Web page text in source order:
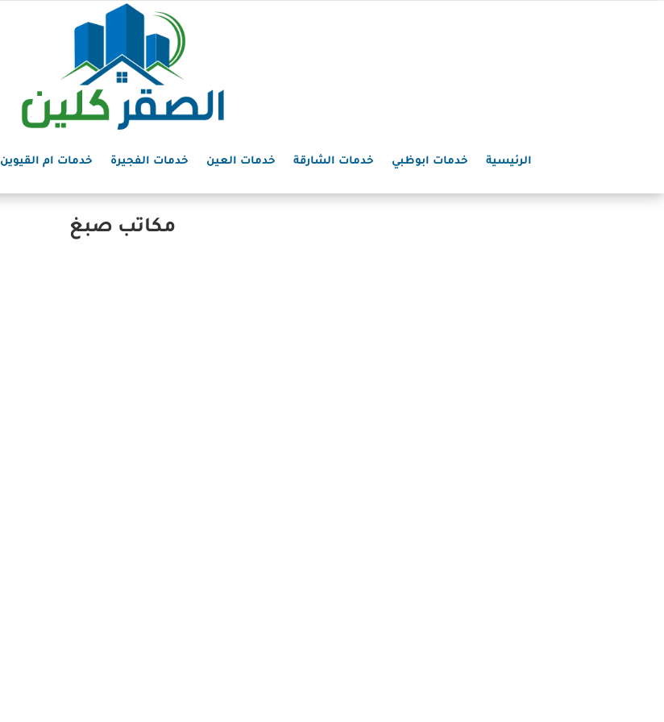
الرئيسية خدمات ابوظبي خدمات الشارقة خدمات العين خدمات الفجيرة خدمات ام القيوين
مكاتب صبغ